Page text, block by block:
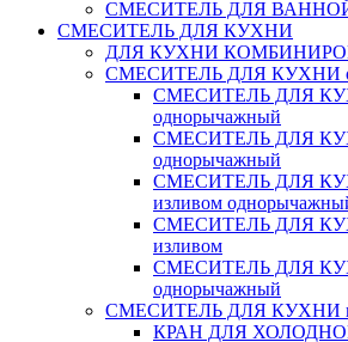
СМЕСИТЕЛЬ ДЛЯ ВАННОЙ
СМЕСИТЕЛЬ ДЛЯ КУХНИ
ДЛЯ КУХНИ
СМЕСИТЕЛЬ ДЛЯ КУХНИ
СМЕСИТЕЛЬ ДЛЯ
однорычажный
СМЕСИТЕЛЬ ДЛЯ
однорычажный
СМЕСИТЕЛЬ ДЛЯ
изливом
СМЕСИТЕЛЬ ДЛЯ
изливом
СМЕСИТЕЛЬ ДЛЯ
однорычажный
СМЕСИТЕЛЬ ДЛЯ КУХНИ
КРАН ДЛЯ